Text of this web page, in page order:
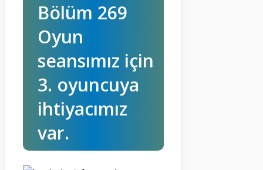
Bölüm 269
Oyun
seansımız için
3. oyuncuya
ihtiyacımız
var.